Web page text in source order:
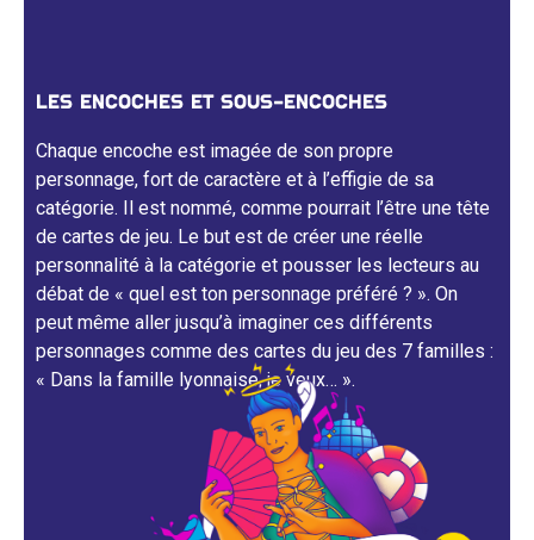
LES ENCOCHES ET SOUS-ENCOCHES
Chaque encoche est imagée de son propre
personnage, fort de caractère et à l’effigie de sa
catégorie. Il est nommé, comme pourrait l’être une tête
de cartes de jeu. Le but est de créer une réelle
personnalité à la catégorie et pousser les lecteurs au
débat de « quel est ton personnage préféré ? ». On
peut même aller jusqu’à imaginer ces différents
personnages comme des cartes du jeu des 7 familles :
« Dans la famille lyonnaise, je veux… ».